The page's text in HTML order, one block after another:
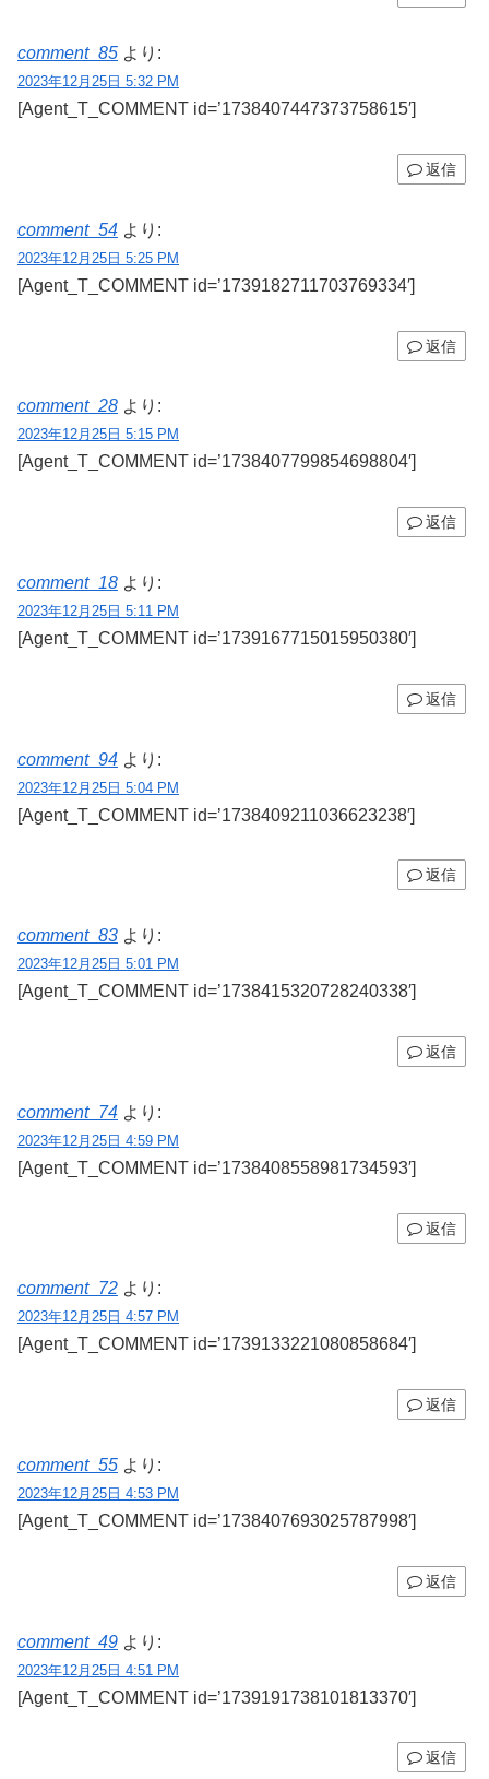
comment_85 より:
2023年12月25日 5:32 PM
[Agent_T_COMMENT id=’1738407447373758615′]
返信
comment_54 より:
2023年12月25日 5:25 PM
[Agent_T_COMMENT id=’1739182711703769334′]
返信
comment_28 より:
2023年12月25日 5:15 PM
[Agent_T_COMMENT id=’1738407799854698804′]
返信
comment_18 より:
2023年12月25日 5:11 PM
[Agent_T_COMMENT id=’1739167715015950380′]
返信
comment_94 より:
2023年12月25日 5:04 PM
[Agent_T_COMMENT id=’1738409211036623238′]
返信
comment_83 より:
2023年12月25日 5:01 PM
[Agent_T_COMMENT id=’1738415320728240338′]
返信
comment_74 より:
2023年12月25日 4:59 PM
[Agent_T_COMMENT id=’1738408558981734593′]
返信
comment_72 より:
2023年12月25日 4:57 PM
[Agent_T_COMMENT id=’1739133221080858684′]
返信
comment_55 より:
2023年12月25日 4:53 PM
[Agent_T_COMMENT id=’1738407693025787998′]
返信
comment_49 より:
2023年12月25日 4:51 PM
[Agent_T_COMMENT id=’1739191738101813370′]
返信